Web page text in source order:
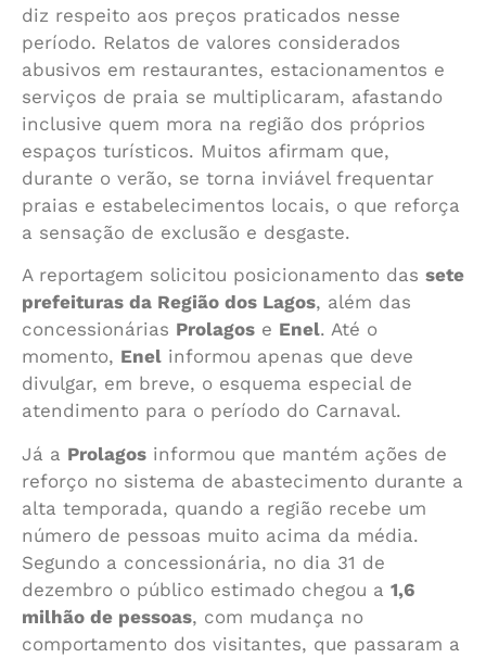
diz respeito aos preços praticados nesse
período. Relatos de valores considerados
abusivos em restaurantes, estacionamentos e
serviços de praia se multiplicaram, afastando
inclusive quem mora na região dos próprios
espaços turísticos. Muitos afirmam que,
durante o verão, se torna inviável frequentar
praias e estabelecimentos locais, o que reforça
a sensação de exclusão e desgaste.
A reportagem solicitou posicionamento das sete
prefeituras da Região dos Lagos, além das
concessionárias Prolagos e Enel. Até o
momento, Enel informou apenas que deve
divulgar, em breve, o esquema especial de
atendimento para o período do Carnaval.
Já a Prolagos informou que mantém ações de
reforço no sistema de abastecimento durante a
alta temporada, quando a região recebe um
número de pessoas muito acima da média.
Segundo a concessionária, no dia 31 de
dezembro o público estimado chegou a 1,6
milhão de pessoas, com mudança no
comportamento dos visitantes, que passaram a